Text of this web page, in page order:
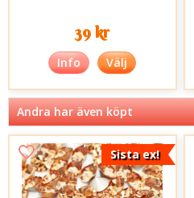
39 kr
Info Välj
Andra har även köpt
Sista ex!